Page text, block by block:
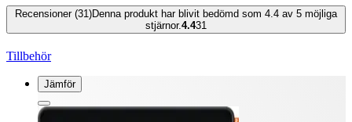
Recensioner (31)Denna produkt har blivit bedömd som 4.4 av 5 möjliga
stjärnor.4.431
Tillbehör
Jämför